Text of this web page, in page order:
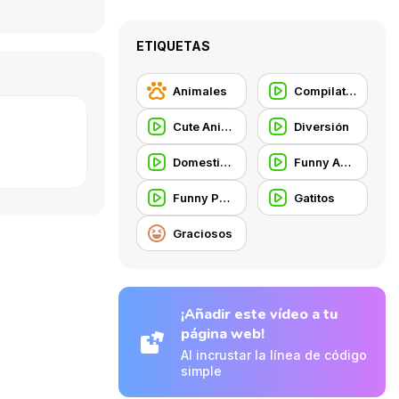
ETIQUETAS
Animales Compilation
Cute Animal Diversión
Domestic Animal Funny Animal
Funny People Gatitos
Graciosos
¡Añadir este vídeo a tu
página web!
Al incrustar la línea de código
simple